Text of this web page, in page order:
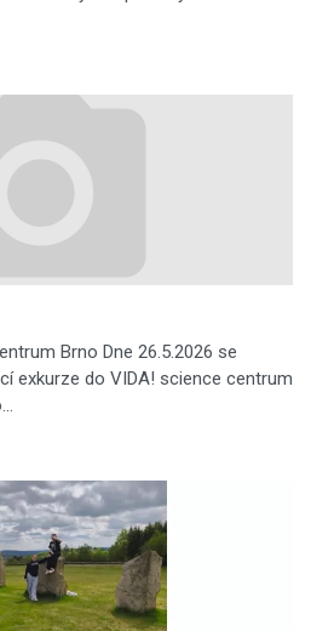
Brno Dne 26.5.2026 se
exkurze do VIDA! science centrum